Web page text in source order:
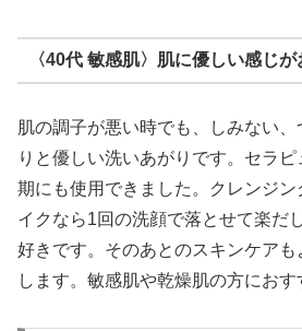
〈40代 敏感肌〉肌に優しい感じが
肌の調子が悪い時でも、しみない
りと優しい洗いあがりです。セラ
期にも使用できました。クレンジン
イクなら1回の洗顔で落とせて楽だ
好きです。そのあとのスキンケア
します。敏感肌や乾燥肌の方におす